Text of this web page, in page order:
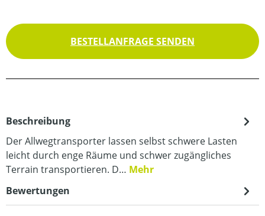
BESTELLANFRAGE SENDEN
Beschreibung
Der Allwegtransporter lassen selbst schwere Lasten
leicht durch enge Räume und schwer zugängliches
Terrain transportieren. D… Mehr
Bewertungen